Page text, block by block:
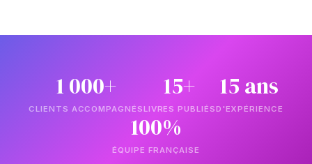
1 000+
CLIENTS ACCOMPAGNÉS
15+
LIVRES PUBLIÉS
15 ans
D'EXPÉRIENCE
100%
ÉQUIPE FRANÇAISE